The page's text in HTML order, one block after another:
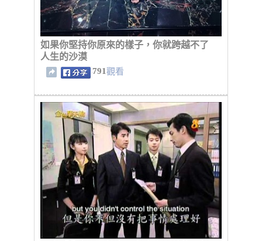
如果你堅持你原來的樣子，你就跨越不了
人生的沙漠
791觀看